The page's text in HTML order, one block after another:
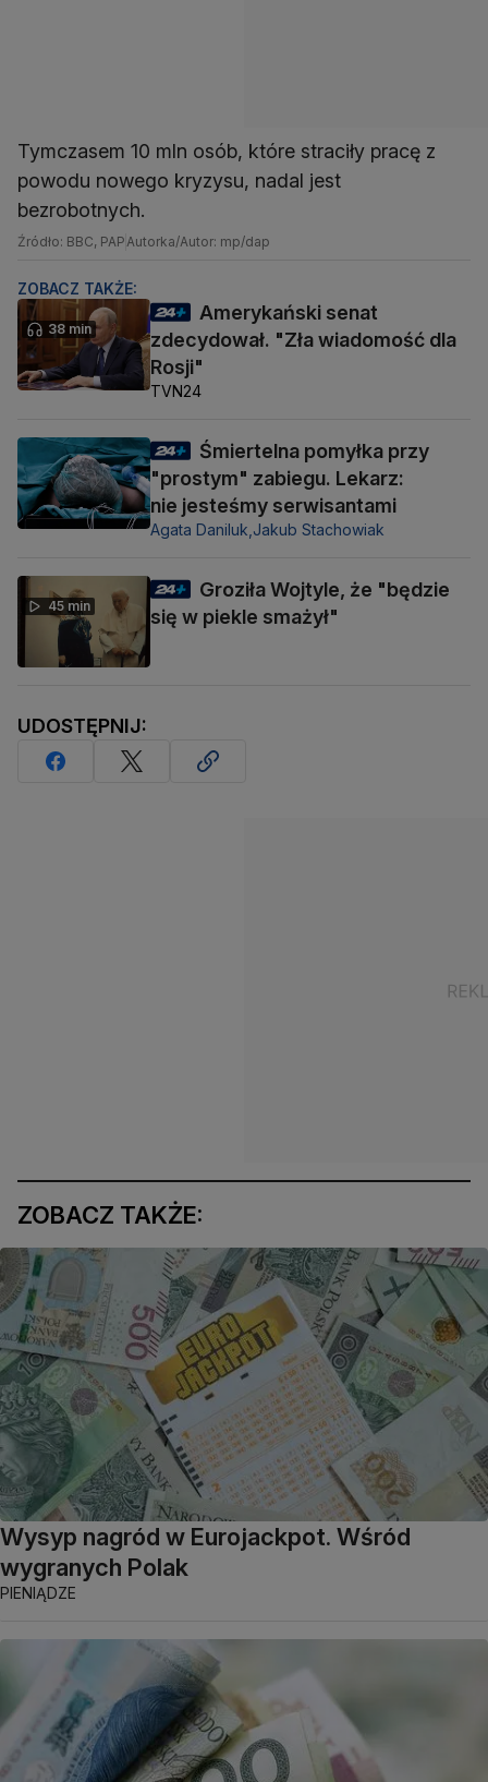
Tymczasem 10 mln osób, które straciły pracę z
powodu nowego kryzysu, nadal jest
bezrobotnych.
Źródło: BBC, PAP Autorka/Autor: mp/dap
ZOBACZ TAKŻE:
38 min
Amerykański senat
zdecydował. "Zła wiadomość dla
Rosji"
TVN24
Śmiertelna pomyłka przy
"prostym" zabiegu. Lekarz:
nie jesteśmy serwisantami
Agata Daniluk, Jakub Stachowiak
45 min
Groziła Wojtyle, że "będzie
się w piekle smażył"
UDOSTĘPNIJ:
ZOBACZ TAKŻE:
Wysyp nagród w Eurojackpot. Wśród
wygranych Polak
PIENIĄDZE